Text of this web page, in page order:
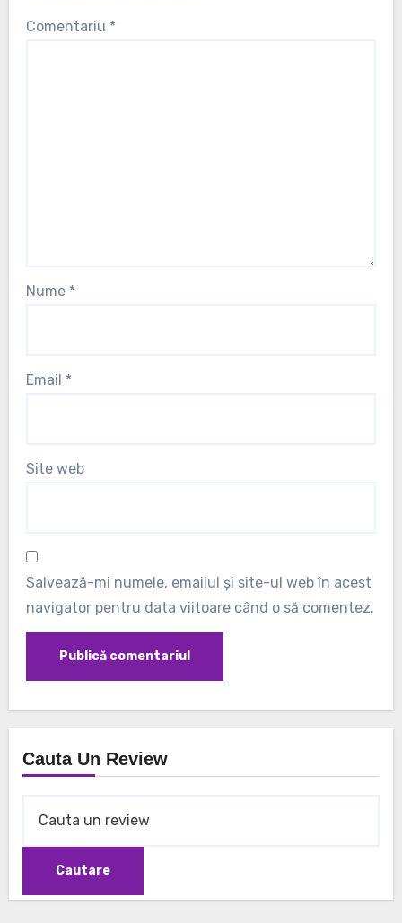
Comentariu *
Nume *
Email *
Site web
Salvează-mi numele, emailul și site-ul web în acest
navigator pentru data viitoare când o să comentez.
Cauta Un Review